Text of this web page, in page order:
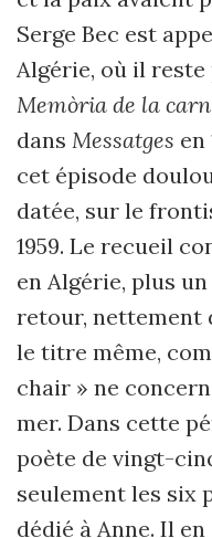
Serge Bec est
Algérie, où il reste
Memòria de la
dans Messatges en
cet épisode
datée, sur le
1959. Le recueil
en Algérie, plus
retour, nettement
le titre même,
chair » ne
mer. Dans cette
poète de vingt-
seulement les six
dédié à Anne. Il